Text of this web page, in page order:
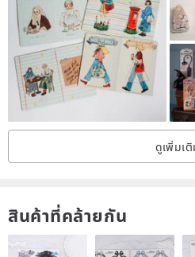
ดูเพิ่มเ
สินค้าที่คล้ายกัน